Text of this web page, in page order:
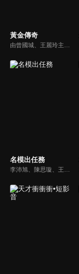
黃金傳奇
名模出任務
李沛旭、陳思璇、王尹平、杜詩梅與大愷等人，卸下名模華麗外表、包袱，全力闖關！全台灣顏值最高的外景實境真人秀節目，名模們又會激盪什麼逗趣爆笑的場面呢？